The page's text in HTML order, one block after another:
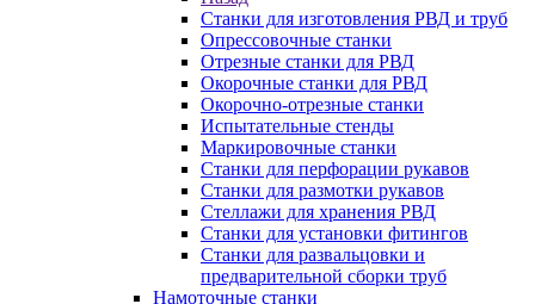
Станки для изготовления РВД и труб
Опрессовочные станки
Отрезные станки для РВД
Окорочные станки для РВД
Окорочно-отрезные станки
Испытательные стенды
Маркировочные станки
Станки для перфорации рукавов
Станки для размотки рукавов
Стеллажи для хранения РВД
Станки для установки фитингов
Станки для развальцовки и
предварительной сборки труб
Намоточные станки